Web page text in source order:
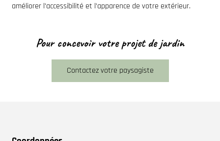
améliorer l’accessibilité et l’apparence de votre extérieur.
Pour concevoir votre projet de jardin
Contactez votre paysagiste